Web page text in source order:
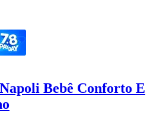
Bebê Conforto E